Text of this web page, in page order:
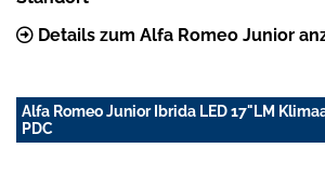
Details zum Alfa Romeo Junior
Alfa Romeo Junior Ibrida LED 17"LM
PDC